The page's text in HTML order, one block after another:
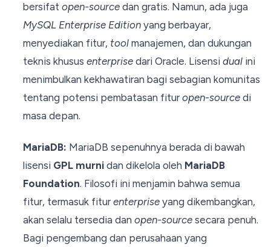
bersifat open-sourcedan gratis. Namun, ada juga
MySQL Enterprise Editionyang berbayar,
menyediakan fitur, toolmanajemen, dan dukungan
teknis khusus enterprisedari Oracle. Lisensi dualini
menimbulkan kekhawatiran bagi sebagian komunitas
tentang potensi pembatasan fitur open-sourcedi
masa depan.
MariaDB: MariaDB sepenuhnya berada di bawah
lisensi GPL murnidan dikelola oleh MariaDB
Foundation. Filosofi ini menjamin bahwa semua
fitur, termasuk fitur enterpriseyang dikembangkan,
akan selalu tersedia dan open-sourcesecara penuh.
Bagi pengembang dan perusahaan yang